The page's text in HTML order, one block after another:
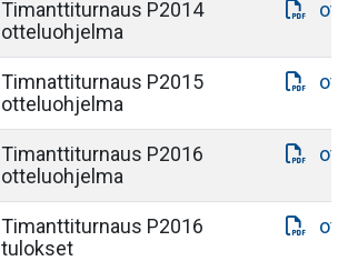
Timanttiturnaus P2014
otteluohjelma
Timnattiturnaus P2015
otteluohjelma
Timanttiturnaus P2016
otteluohjelma
Timanttiturnaus P2016
tulokset